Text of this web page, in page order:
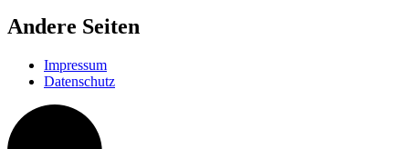
Andere Seiten
Impressum
Datenschutz